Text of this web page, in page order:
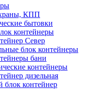
КПП
бытовки
контейнеры
Север
блок контейнеры
бани
контейнеры
дизельная
контейнер